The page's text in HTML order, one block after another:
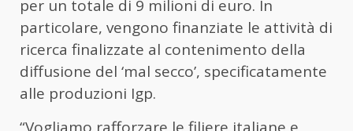
per un totale di 9 milioni di euro. In
particolare, vengono finanziate le attività di
ricerca finalizzate al contenimento della
diffusione del ‘mal secco’, specificatamente
alle produzioni Igp.
“Vogliamo rafforzare le filiere italiane e